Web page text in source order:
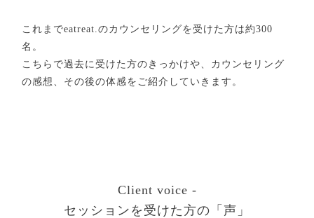
これまでeatreat.のカウンセリングを受けた方は約300
名。
こちらで過去に受けた方のきっかけや、カウンセリング
の感想、その後の体感をご紹介していきます。
Client voice -
セッションを受けた方の「声」